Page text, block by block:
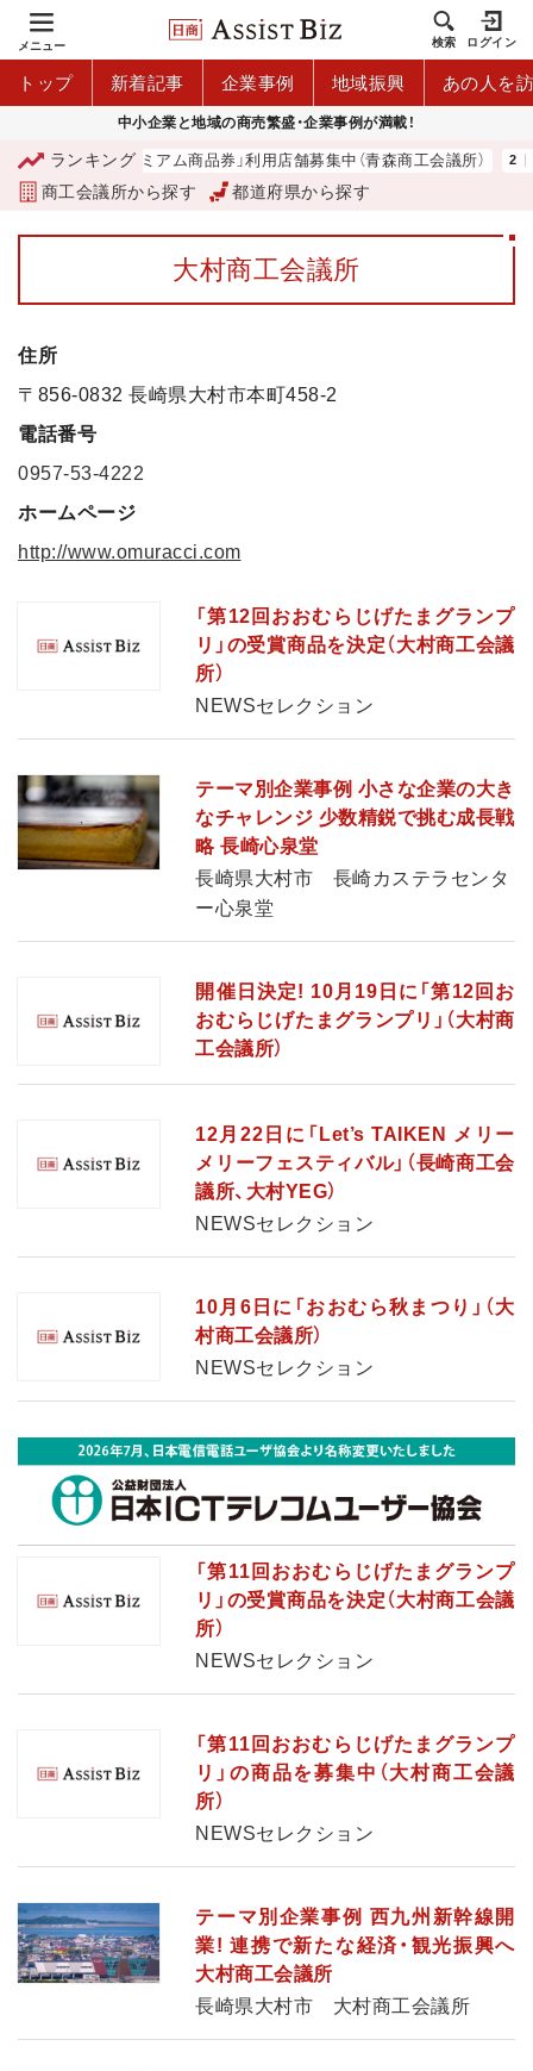
メニュー 検索 ログイン
トップ 新着記事 企業事例 地域振興 あの人を
中小企業と地域の商売繁盛・企業事例が満載！
ランキング
「青森市プレミアム商品券」利用店舗募集中（青森商工会議所） 山
商工会議所から探す 都道府県から探す
大村商工会議所
住所
〒856-0832 長崎県大村市本町458-2
電話番号
0957-53-4222
ホームページ
http://www.omuracci.com
「第12回おおむらじげたまグランプ
リ」の受賞商品を決定（大村商工会議
所）
NEWSセレクション
テーマ別企業事例 小さな企業の大き
なチャレンジ 少数精鋭で挑む成長戦
略 長崎心泉堂
長崎県大村市 長崎カステラセンタ
ー心泉堂
開催日決定! 10月19日に「第12回お
おむらじげたまグランプリ」（大村商
工会議所）
12月22日に「Let’s TAIKEN メリー
メリーフェスティバル」（長崎商工会
議所、大村YEG）
NEWSセレクション
10月6日に「おおむら秋まつり」（大
村商工会議所）
NEWSセレクション
「第11回おおむらじげたまグランプ
リ」の受賞商品を決定（大村商工会議
所）
NEWSセレクション
「第11回おおむらじげたまグランプ
リ」の商品を募集中（大村商工会議
所）
NEWSセレクション
テーマ別企業事例 西九州新幹線開
業! 連携で新たな経済・観光振興へ
大村商工会議所
長崎県大村市 大村商工会議所